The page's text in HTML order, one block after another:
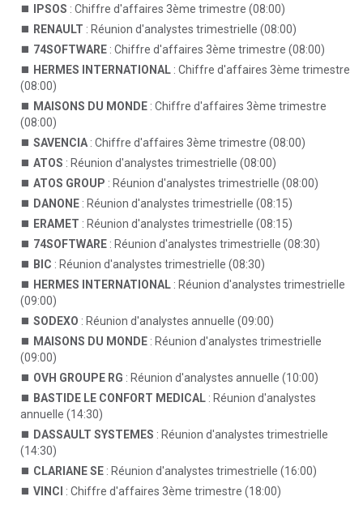
IPSOS : Chiffre d'affaires 3ème trimestre (08:00)
RENAULT : Réunion d'analystes trimestrielle (08:00)
74SOFTWARE : Chiffre d'affaires 3ème trimestre (08:00)
HERMES INTERNATIONAL : Chiffre d'affaires 3ème trimestre
(08:00)
MAISONS DU MONDE : Chiffre d'affaires 3ème trimestre
(08:00)
SAVENCIA : Chiffre d'affaires 3ème trimestre (08:00)
ATOS : Réunion d'analystes trimestrielle (08:00)
ATOS GROUP : Réunion d'analystes trimestrielle (08:00)
DANONE : Réunion d'analystes trimestrielle (08:15)
ERAMET : Réunion d'analystes trimestrielle (08:15)
74SOFTWARE : Réunion d'analystes trimestrielle (08:30)
BIC : Réunion d'analystes trimestrielle (08:30)
HERMES INTERNATIONAL : Réunion d'analystes trimestrielle
(09:00)
SODEXO : Réunion d'analystes annuelle (09:00)
MAISONS DU MONDE : Réunion d'analystes trimestrielle
(09:00)
OVH GROUPE RG : Réunion d'analystes annuelle (10:00)
BASTIDE LE CONFORT MEDICAL : Réunion d'analystes
annuelle (14:30)
DASSAULT SYSTEMES : Réunion d'analystes trimestrielle
(14:30)
CLARIANE SE : Réunion d'analystes trimestrielle (16:00)
VINCI : Chiffre d'affaires 3ème trimestre (18:00)